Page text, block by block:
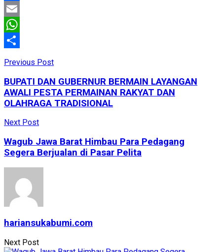
Facebook
Email
WhatsApp
Previous Post
BUPATI DAN GUBERNUR BERMAIN LAYANGAN
AWALI PESTA PERMAINAN RAKYAT DAN
OLAHRAGA TRADISIONAL
Next Post
Wagub Jawa Barat Himbau Para Pedagang
Segera Berjualan di Pasar Pelita
hariansukabumi.com
Next Post